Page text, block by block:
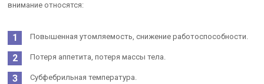
внимание относятся:
Повышенная утомляемость, снижение работоспособности.
Потеря аппетита, потеря массы тела.
Субфебрильная температура.